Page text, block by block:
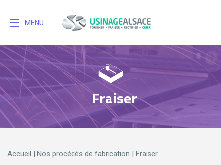
MENU
Fraiser
Accueil | Nos procédés de fabrication | Fraiser